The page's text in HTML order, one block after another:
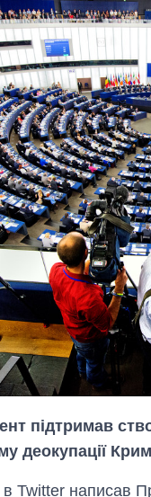
підтримав
деокупації
Twitter написав